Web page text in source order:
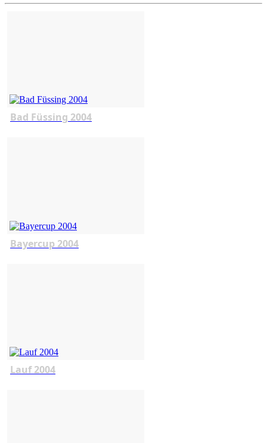
Bad Füssing 2004
Bayercup 2004
Lauf 2004